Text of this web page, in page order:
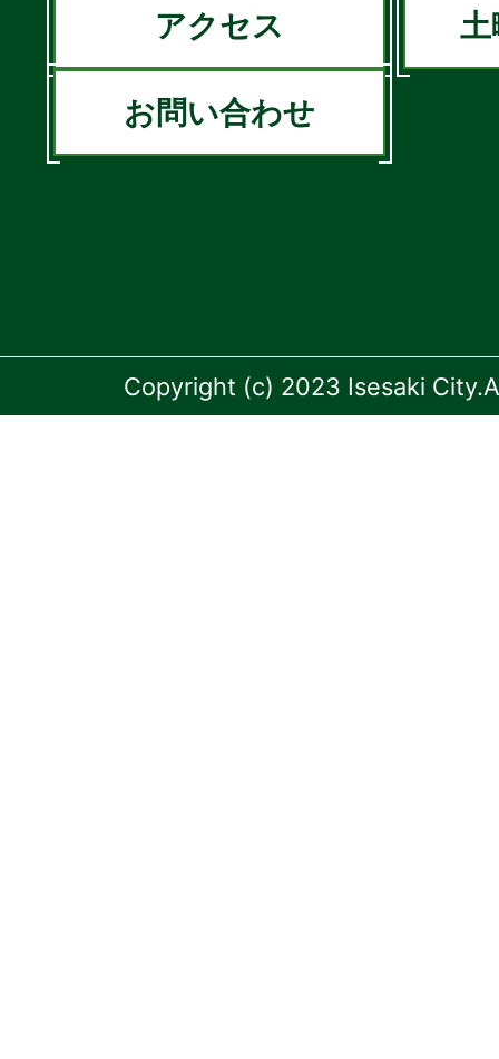
アクセス 土
お問い合わせ
Copyright (c) 2023 Isesaki